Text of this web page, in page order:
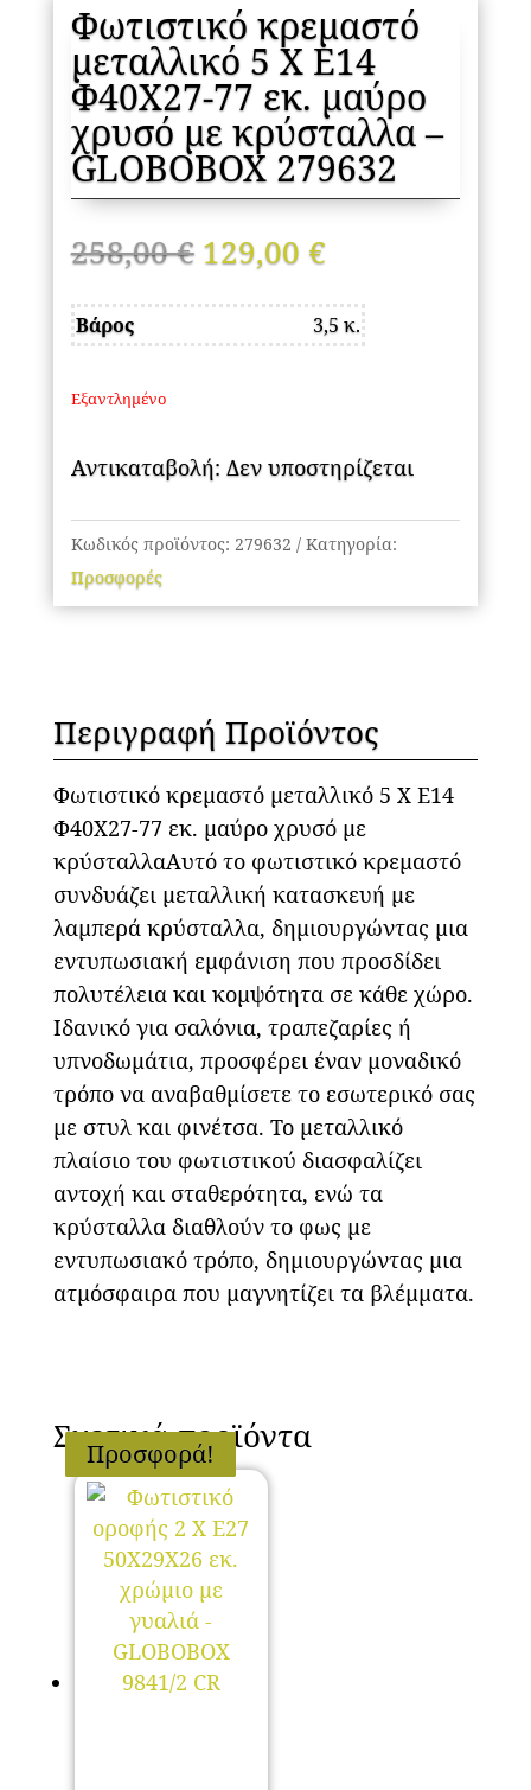
Φωτιστικό κρεμαστό
μεταλλικό 5 Χ Ε14
Φ40Χ27-77 εκ. μαύρο
χρυσό με κρύσταλλα –
GLOBOBOX 279632
258,00€ Original
price
was:
258,00 €.
129,00 €Η
τιμή
είναι:
Βάρος 3,5 κ.
Εξαντλημένο
Αντικαταβολή: Δεν υποστηρίζεται
Κωδικός προϊόντος: 279632
Κατηγορία:
Προσφορές
Περιγραφή Προϊόντος
Φωτιστικό κρεμαστό μεταλλικό 5 Χ Ε14
Φ40Χ27-77 εκ. μαύρο χρυσό με
κρύσταλλαΑυτό το φωτιστικό κρεμαστό
συνδυάζει μεταλλική κατασκευή με
λαμπερά κρύσταλλα, δημιουργώντας μια
εντυπωσιακή εμφάνιση που προσδίδει
πολυτέλεια και κομψότητα σε κάθε χώρο.
Ιδανικό για σαλόνια, τραπεζαρίες ή
υπνοδωμάτια, προσφέρει έναν μοναδικό
τρόπο να αναβαθμίσετε το εσωτερικό σας
με στυλ και φινέτσα. Το μεταλλικό
πλαίσιο του φωτιστικού διασφαλίζει
αντοχή και σταθερότητα, ενώ τα
κρύσταλλα διαθλούν το φως με
εντυπωσιακό τρόπο, δημιουργώντας μια
ατμόσφαιρα που μαγνητίζει τα βλέμματα.
Σχετικά προϊόντα
Προσφορά!
Προσφορά!
Προσφορά!
Προσφορά!
Προσφορά!